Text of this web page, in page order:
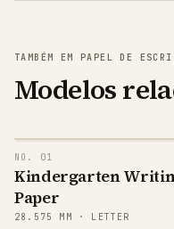
TAMBÉM EM PAPEL DE
Modelos
NO. 01
Kindergarten
Paper
28.575 MM · LETTER